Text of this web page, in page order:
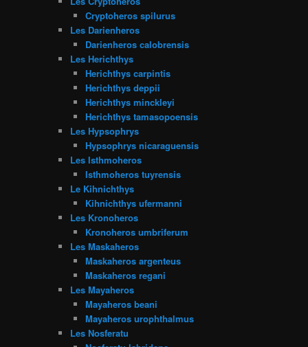
Cryptoheros spilurus
Les Darienheros
Darienheros calobrensis
Les Herichthys
Herichthys carpintis
Herichthys deppii
Herichthys minckleyi
Herichthys tamasopoensis
Les Hypsophrys
Hypsophrys nicaraguensis
Les Isthmoheros
Isthmoheros tuyrensis
Le Kihnichthys
Kihnichthys ufermanni
Les Kronoheros
Kronoheros umbriferum
Les Maskaheros
Maskaheros argenteus
Maskaheros regani
Les Mayaheros
Mayaheros beani
Mayaheros urophthalmus
Les Nosferatu